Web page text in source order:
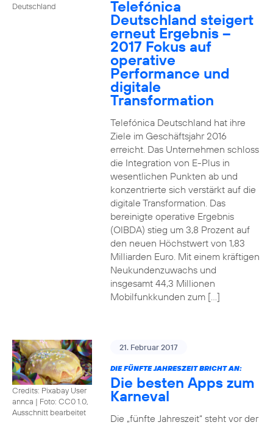
Deutschland
Telefónica
Deutschland steigert
erneut Ergebnis –
2017 Fokus auf
operative
Performance und
digitale
Transformation
Telefónica Deutschland hat ihre
Ziele im Geschäftsjahr 2016
erreicht. Das Unternehmen schloss
die Integration von E-Plus in
wesentlichen Punkten ab und
konzentrierte sich verstärkt auf die
digitale Transformation. Das
bereinigte operative Ergebnis
(OIBDA) stieg um 3,8 Prozent auf
den neuen Höchstwert von 1,83
Milliarden Euro. Mit einem kräftigen
Neukundenzuwachs und
insgesamt 44,3 Millionen
Mobilfunkkunden zum […]
Credits: Pixabay User
annca | Foto: CC0 1.0,
Ausschnitt bearbeitet
21. Februar 2017
DIE FÜNFTE JAHRESZEIT BRICHT AN:
Die besten Apps zum
Karneval
Die „fünfte Jahreszeit“ steht vor der